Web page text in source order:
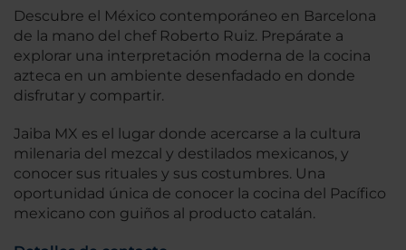
Descubre el México contemporáneo en Barcelona
de la mano del chef Roberto Ruiz. Prepárate a
explorar una interpretación moderna de la cocina
azteca en un ambiente desenfadado en donde
disfrutar y compartir.
Jaiba MX es el lugar donde acercarse a la cultura
milenaria del mezcal y destilados mexicanos, y
conocer sus rituales y sus costumbres. Una
oportunidad única de conocer la cocina del Pacífico
mexicano con guiños al producto catalán.